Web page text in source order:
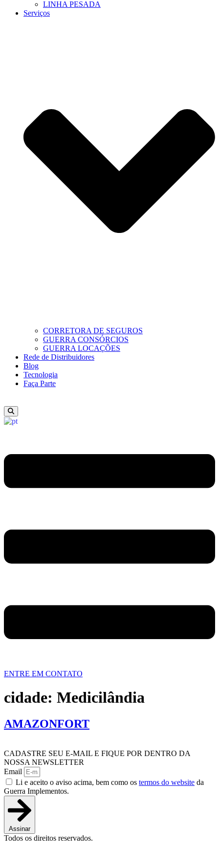
LINHA PESADA
Serviços
CORRETORA DE SEGUROS
GUERRA CONSÓRCIOS
GUERRA LOCAÇÕES
Rede de Distribuidores
Blog
Tecnologia
Faça Parte
ENTRE EM CONTATO
cidade: Medicilândia
AMAZONFORT
CADASTRE SEU E-MAIL E FIQUE POR DENTRO DA
NOSSA NEWSLETTER
Email
Li e aceito o aviso acima, bem como os termos do website da
Guerra Implementos.
Assinar
Todos os direitos reservados.